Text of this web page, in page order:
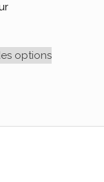
options